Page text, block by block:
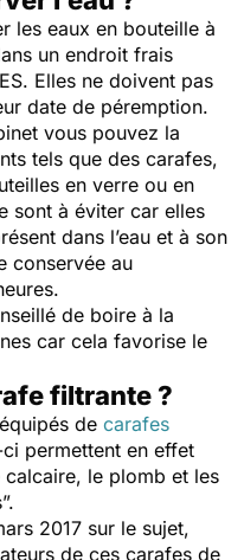
les eaux en bouteille à
un endroit frais
Elles ne doivent pas
date de péremption.
vous pouvez la
tels que des carafes,
en verre ou en
sont à éviter car elles
dans l’eau et à son
conservée au
de boire à la
car cela favorise le
filtrante ?
de carafes
ci permettent en effet
calcaire, le plomb et les
2017 sur le sujet,
de ces carafes de